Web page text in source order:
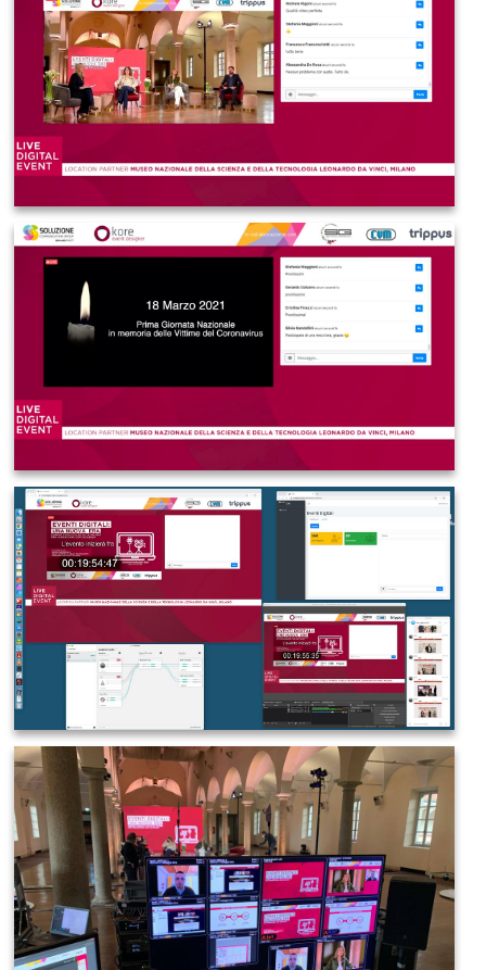
IMAGE 2021-03-19 08:29:13
IMAGE 2021-03-19 08:29:15
IMAGE 2021-03-19 08:29:27